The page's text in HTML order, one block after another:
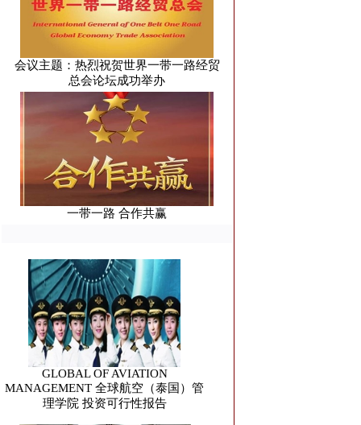
会议主题：热烈祝贺世界一带一路经贸
总会论坛成功举办
一带一路 合作共赢
GLOBAL OF AVIATION
MANAGEMENT 全球航空（泰国）管
理学院 投资可行性报告